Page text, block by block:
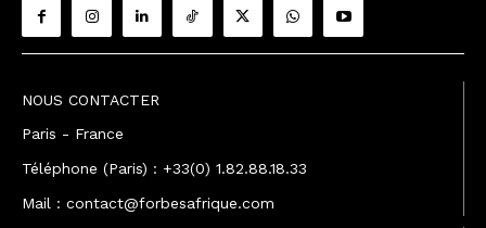
NOUS CONTACTER
Paris - France
Téléphone (Paris) : +33(0) 1.82.88.18.33
Mail : contact@forbesafrique.com